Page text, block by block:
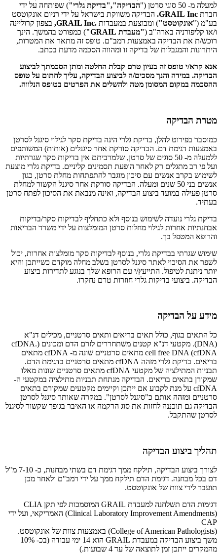
למעלה מ- 50 סוגי סרטן ("
הבדיקה","בדיקת גלרי") שפותחה על ידי
חברת
GRAIL Inc.
הבדיקה משווקת בישראל על ידי רניום אונקוטסט
בע"מ ("אונקוטסט") ומבוצעת במעבדות .GRAIL Inc,
בצפון קרוליינה
ו/או קליפורניה בארה"ב ("מעבדת GRAIL" ) כמפורט בהמשך. הינך
רוכש/ת את הבדיקה באמצעות רמב"ם. טופס זה מתאר את המטרות,
היתרונות והמגבלות של בדיקה זו ומהווה הסכמה מדעת בכתב.
אנא קרא/י טופס זה בעיון טרם קבלת החלטה ומתן הסכמתך לביצוע
הבדיקה. במידה והנך מסכים/ה לביצוע הבדיקה, עליך לחתום על טופס
ההסכמה במקום המסומן מטה ולהשלים את הפרטים בטופס הנלווה.
מטרת הבדיקה
כמוסבר בפירוט להלן, בדיקת גלרי הינה בדיקת סקר לגילוי סיגנל לסרטן
באמצעות דגימת דם. הבדיקה סורקת אחר סיגנלים (אותות) המשותפים
ללמעלה מ- 50 סוגים של סרטן, שלמרביתם אין בדיקות סקר שגרתיות
ועל פי רב מתגלים רק לאחר הופעת תסמינים קליניים. בדיקת גלרי מוצעת
לשימוש בקרב אנשים עם סיכון מוגבר להתפתחות מחלת סרטן, כגון
אנשים בני 50 שנים ומעלה. הבדיקה סורקת אחר סיגנל הקשור למחלת
סרטן פעילה במועד ביצוע הבדיקה, ואינה מנבאת את הסיכון לפתח סרטן
בעתיד.
בדיקת גלרי נועדה לשימוש בנוסף ולא כתחליף לבדיקות סקר/בדיקות
אבחנתיות אחרות לגילוי מחלות סרטן המומלצות על ידי משרד הבריאות
והרופא המטפל בך.
שימוש שגרתי בבדיקת גלרי, בנוסף לבדיקות סקר מומלצות אחרות, יכול
לשפר את הסיכוי לאתר סיגנל לסרטן בשלב מחלה מוקדם כשייתכן והיא
יותר ניתנת לטיפול. התייעץ/י עם הרופא שלך בנוגע לתדירות ביצוע
הבדיקה. ביצועי בדיקות גלרי חוזרות טרם נחקרו.
מידע על הבדיקה
כל התאים בגוף, כולל תאים בריאים ותאים סרטניים, מכילים דנ"א
(DNA). מקטעי דנ"א קטנים משתחררים לזרם הדם ומכונים (cfDNA.
cell free DNA (cfDNA מתאים סרטניים שונה מ- cfDNA מתאים
בריאים. בדיקת גלרי מזהה cfDNA מתאים סרטניים בדגימת הדם.
תבניות המתילציה של מקטעי cfDNA מתאים סרטניים שונות מאלו
שמקורן בתאים בריאים. הבדיקה מנתחת תבניות מתילציה במקטעי ה-
cfDNA על מנת לקבוע אם ייתכן וקיימים מקטעים שמקורם בתאים
סרטניים ומזהה אותם כ"סיגנל לסרטן". במקרה שאותר סיגנל לסרטן
הבדיקה גם תוכננה לחזות את סוג הרקמה או האיבר בגופך שקשור לסיגנל
לסרטן שהתקבל.
תהליך ביצוע הבדיקה
לצורך ביצוע הבדיקה, תילקח ממך דגימת דם בשתי מבחנות, כ- 7-10 מ"ל
דם בכל מבחנה. דגימת הדם תילקח ממך על ידי רמב"ם ולאחר מכן
תועבר לידי צוות של אונקוטסט.
דגימות הדם תשלחנה למעבדת GRAIL המוסמכות לפי תקן CLIA
(Clinical Laboratory Improvement Amendments) האמריקאי, ועל ידי
CAP
(College of American Pathologists) באמצעות צוות של אונקוטסט.
משך ביצוע הבדיקה במעבדת GRAIL הוא 14 ימי עבודה (בכ- 10%
מהמקרים ייתכן זמן לתוצאה של עד 4 שבועות.)